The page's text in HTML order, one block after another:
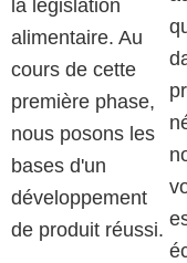
la législation
alimentaire. Au
cours de cette
première phase,
nous posons les
bases d'un
développement
de produit réussi.